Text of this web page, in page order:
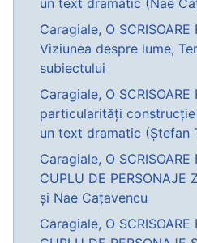
un text dramatic (Nae
Caragiale, O SCRISOARE
Viziunea despre lume,
subiectului
Caragiale, O SCRISOARE
particularități
un text dramatic (Ștefan
Caragiale, O SCRISOARE
CUPLU DE PERSONAJE
și Nae Cațavencu
Caragiale, O SCRISOARE